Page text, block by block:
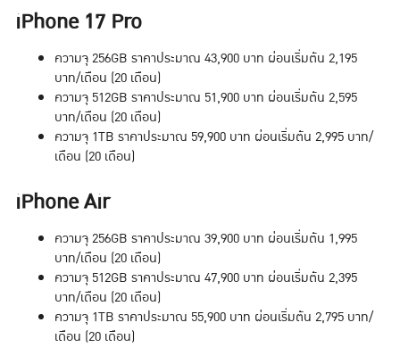
iPhone 17 Pro
ความจุ 256GB ราคาประมาณ 43,900 บาท ผ่อนเริ่มต้น 2,195
บาท/เดือน (20 เดือน)
ความจุ 512GB ราคาประมาณ 51,900 บาท ผ่อนเริ่มต้น 2,595
บาท/เดือน (20 เดือน)
ความจุ 1TB ราคาประมาณ 59,900 บาท ผ่อนเริ่มต้น 2,995 บาท/
เดือน (20 เดือน)
iPhone Air
ความจุ 256GB ราคาประมาณ 39,900 บาท ผ่อนเริ่มต้น 1,995
บาท/เดือน (20 เดือน)
ความจุ 512GB ราคาประมาณ 47,900 บาท ผ่อนเริ่มต้น 2,395
บาท/เดือน (20 เดือน)
ความจุ 1TB ราคาประมาณ 55,900 บาท ผ่อนเริ่มต้น 2,795 บาท/
เดือน (20 เดือน)